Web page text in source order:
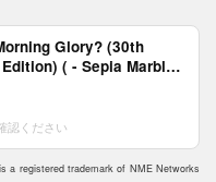
Glory? (30th
( - Sepia Marble
認ください
a registered trademark of NME Networks